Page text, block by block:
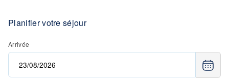
Planifier votre séjour
Arrivée